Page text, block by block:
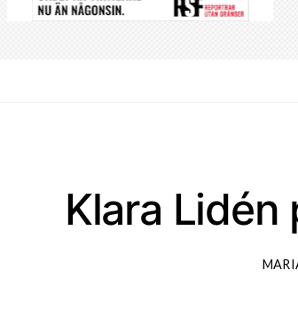
Klara